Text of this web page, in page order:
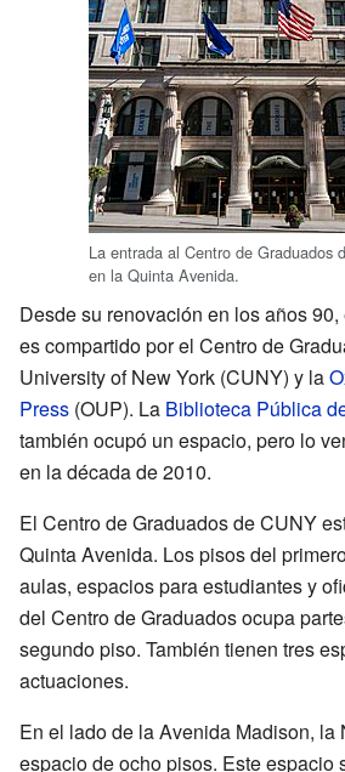
La entrada al Centro de Graduados
en la Quinta Avenida.
Desde su renovación en los años
es compartido por el Centro de
University of New York (CUNY) y la
Press (OUP). La Biblioteca Pública
también ocupó un espacio, pero lo
en la década de 2010.
El Centro de Graduados de CUNY
Quinta Avenida. Los pisos del
aulas, espacios para estudiantes y
del Centro de Graduados ocupa
segundo piso. También tienen tres
actuaciones.
En el lado de la Avenida Madison, la
espacio de ocho pisos. Este espacio